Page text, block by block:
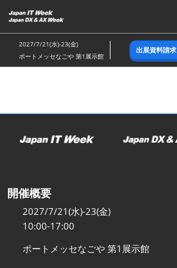
キ
ッ
し
む
2027/7/21(水)-23(金)
ポートメッセなごや 第1展示館
出展資料請求
開催概要
2027/7/21(水)-23(金)
10:00-17:00
ポートメッセなごや 第1展示館